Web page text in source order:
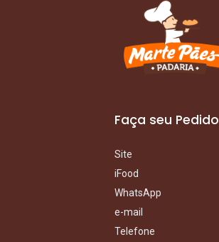
Faça seu Pedido
Site
iFood
WhatsApp​
e-mail
Telefone